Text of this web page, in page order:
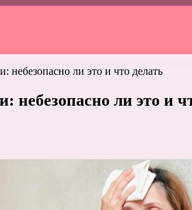
небезопасно ли это и что делать
небезопасно ли это и